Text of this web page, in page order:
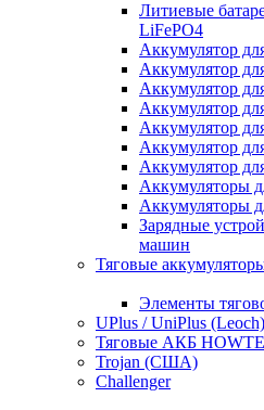
Литиевые
LiFePO4
Аккумулятор
Аккумулятор
Аккумулятор
Аккумулятор
Аккумулятор
Аккумулятор
Аккумулятор
Аккумуляторы
Аккумуляторы
Зарядные
машин
Тяговые
Элементы
UPlus / UniPlus (Leoch)
Тяговые АКБ
Trojan (США)
Challenger